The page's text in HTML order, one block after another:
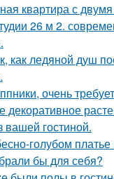
квартира с
26 м 2.
как ледяной душ
очень
декоративное
гостиной.
голубом платье
бы для себя?